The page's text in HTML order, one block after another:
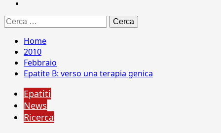
Ricerca
per:
Home
2010
Febbraio
Epatite B: verso una terapia genica
Epatiti
News
Ricerca